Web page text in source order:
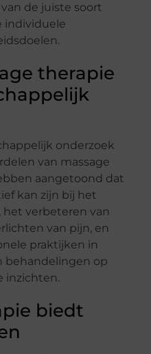
de juiste soort
individuele
therapie
onderzoek
van massage
aangetoond dat
kan zijn bij het
het verbeteren van
van pijn, en
praktijken in
behandelingen op
inzichten.
biedt